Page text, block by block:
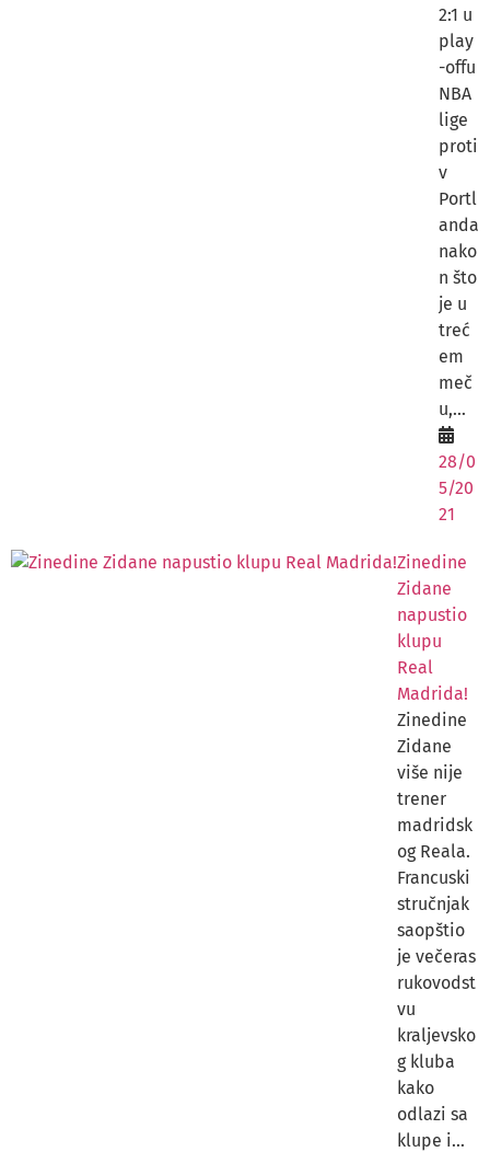
2:1 u
play
-offu
NBA
lige
proti
v
Portl
anda
nako
n što
je u
treć
em
meč
u,...
28/0
5/20
21
Zinedine
Zidane
napustio
klupu
Real
Madrida!
Zinedine
Zidane
više nije
trener
madridsk
og Reala.
Francuski
stručnjak
saopštio
je večeras
rukovodst
vu
kraljevsko
g kluba
kako
odlazi sa
klupe i...